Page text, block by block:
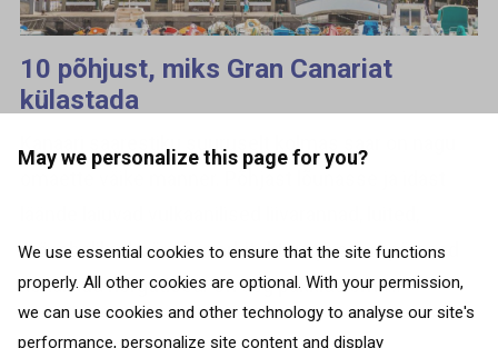
May we personalize this page for you?
We use essential cookies to ensure that the site functions
properly. All other cookies are optional. With your permission,
we can use cookies and other technology to analyse our site's
performance, personalize site content and display
10 põhjust, miks Gran Canariat
külastada
mäeahelikud, värviline arhitektuur ja suurepärased
kohalikud hõrgutised. On aeg pakkida oma...